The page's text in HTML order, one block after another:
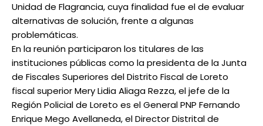
Unidad de Flagrancia, cuya finalidad fue el de evaluar
alternativas de solución, frente a algunas
problemáticas.
En la reunión participaron los titulares de las
instituciones públicas como la presidenta de la Junta
de Fiscales Superiores del Distrito Fiscal de Loreto
fiscal superior Mery Lidia Aliaga Rezza, el jefe de la
Región Policial de Loreto es el General PNP Fernando
Enrique Mego Avellaneda, el Director Distrital de